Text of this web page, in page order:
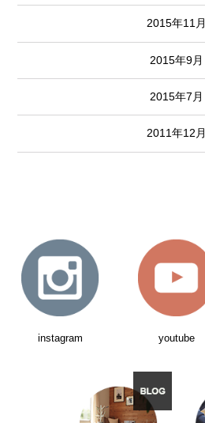
2015年11月
2015年9月
2015年7月
2011年12月
instagram youtube